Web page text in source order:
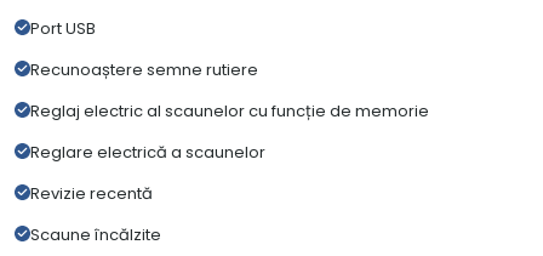
Port USB
Recunoaștere semne rutiere
Reglaj electric al scaunelor cu funcție de memorie
Reglare electrică a scaunelor
Revizie recentă
Scaune încălzite